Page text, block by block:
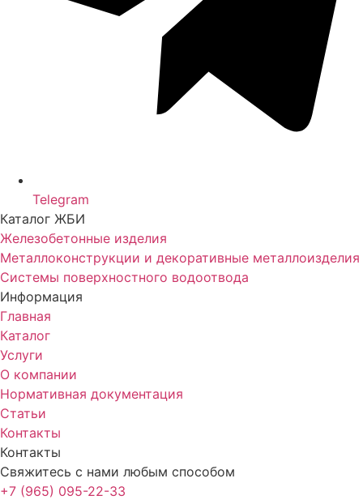
Telegram
Каталог ЖБИ
Железобетонные изделия
Металлоконструкции и декоративные металлоизделия
Системы поверхностного водоотвода
Информация
Главная
Каталог
Услуги
О компании
Нормативная документация
Статьи
Контакты
Контакты
Свяжитесь с нами любым способом
+7 (965) 095-22-33